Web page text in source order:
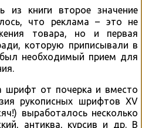
из книги второе значение
что реклама – это не
товара, но и первая
которую приписывали в
необходимый прием для
шрифт от почерка и вместо
рукописных шрифтов XV
выработалось несколько
антиква, курсив и др. В